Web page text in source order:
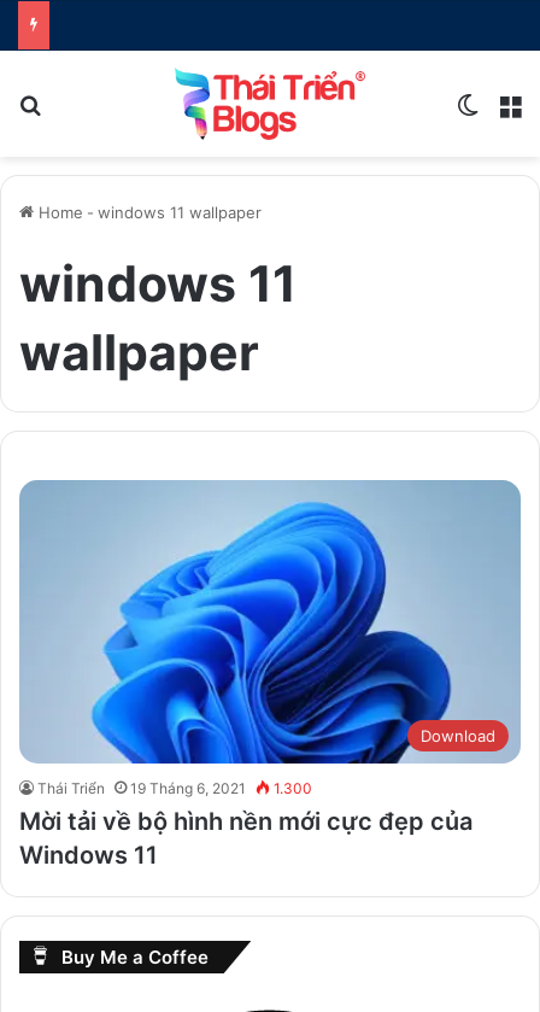
Home - windows 11 wallpaper
windows 11
wallpaper
Download
Thái Triển 19 Tháng 6, 2021 1.300
Mời tải về bộ hình nền mới cực đẹp của
Windows 11
Buy Me a Coffee